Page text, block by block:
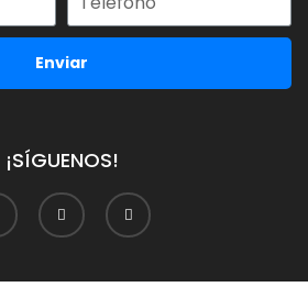
Enviar
¡SÍGUENOS!